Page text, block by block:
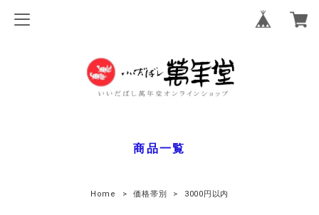
商品一覧
Home 価格帯別 3000円以内